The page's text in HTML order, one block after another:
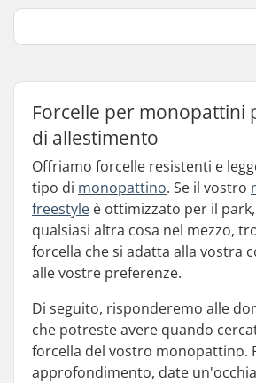
Forcelle per monopattini
di allestimento
Offriamo forcelle resistenti e
tipo di monopattino. Se il vostro
freestyle è ottimizzato per il
qualsiasi altra cosa nel mezzo,
forcella che si adatta alla vostra
alle vostre preferenze.
Di seguito, risponderemo alle
che potreste avere quando
forcella del vostro monopattino.
approfondimento, date